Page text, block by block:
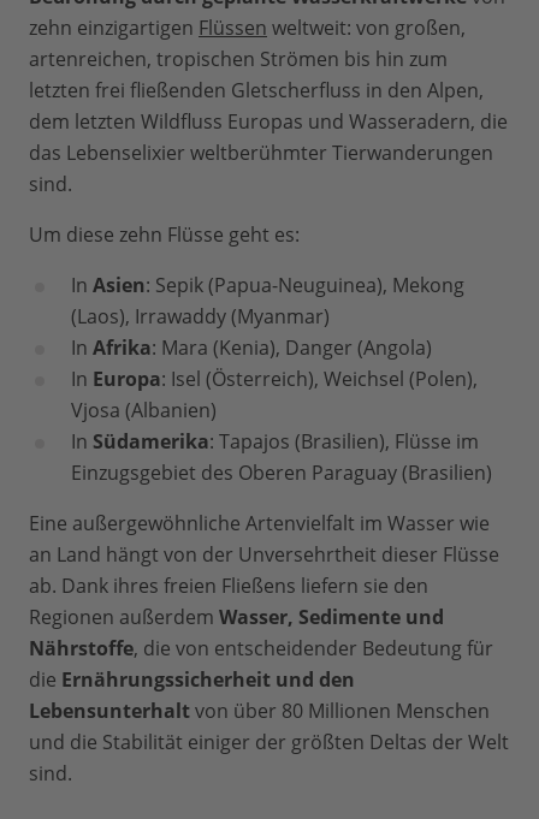
zehn einzigartigen Flüssen weltweit: von großen,
artenreichen, tropischen Strömen bis hin zum
letzten frei fließenden Gletscherfluss in den Alpen,
dem letzten Wildfluss Europas und Wasseradern, die
das Lebenselixier weltberühmter Tierwanderungen
sind.
Um diese zehn Flüsse geht es:
In Asien: Sepik (Papua-Neuguinea), Mekong
(Laos), Irrawaddy (Myanmar)
In Afrika: Mara (Kenia), Danger (Angola)
In Europa: Isel (Österreich), Weichsel (Polen),
Vjosa (Albanien)
In Südamerika: Tapajos (Brasilien), Flüsse im
Einzugsgebiet des Oberen Paraguay (Brasilien)
Eine außergewöhnliche Artenvielfalt im Wasser wie
an Land hängt von der Unversehrtheit dieser Flüsse
ab. Dank ihres freien Fließens liefern sie den
Regionen außerdem Wasser, Sedimente und
Nährstoffe, die von entscheidender Bedeutung für
die Ernährungssicherheit und den
Lebensunterhaltvon über 80 Millionen Menschen
und die Stabilität einiger der größten Deltas der Welt
sind.